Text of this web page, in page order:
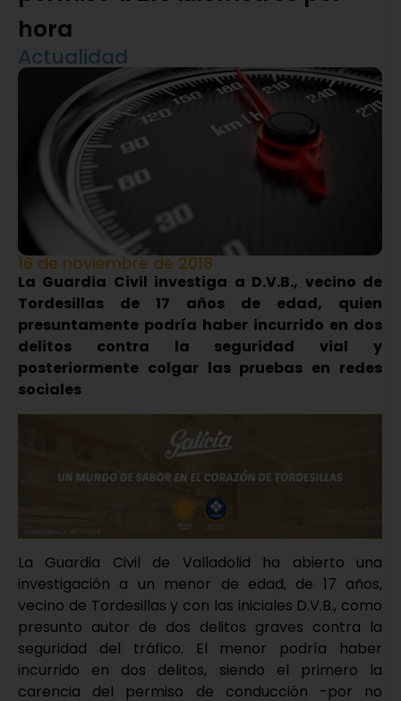
hora
Actualidad
16 de noviembre de 2018
La Guardia Civil investiga a D.V.B., vecino de
Tordesillas de 17 años de edad, quien
presuntamente podría haber incurrido en dos
delitos contra la seguridad vial y
posteriormente colgar las pruebas en redes
sociales
La Guardia Civil de Valladolid ha abierto una
investigación a un menor de edad, de 17 años,
vecino de Tordesillas y con las iniciales D.V.B., como
presunto autor de dos delitos graves contra la
seguridad del tráfico. El menor podría haber
incurrido en dos delitos, siendo el primero la
carencia del permiso de conducción -por no